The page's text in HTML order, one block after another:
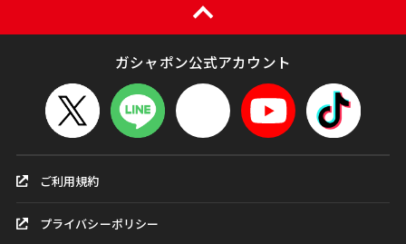
ガシャポン公式アカウント
ご利用規約
プライバシーポリシー